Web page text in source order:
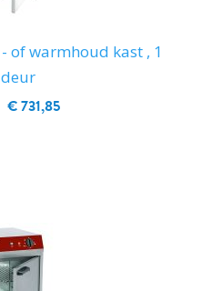
of warmhoud kast , 1
€ 731,85